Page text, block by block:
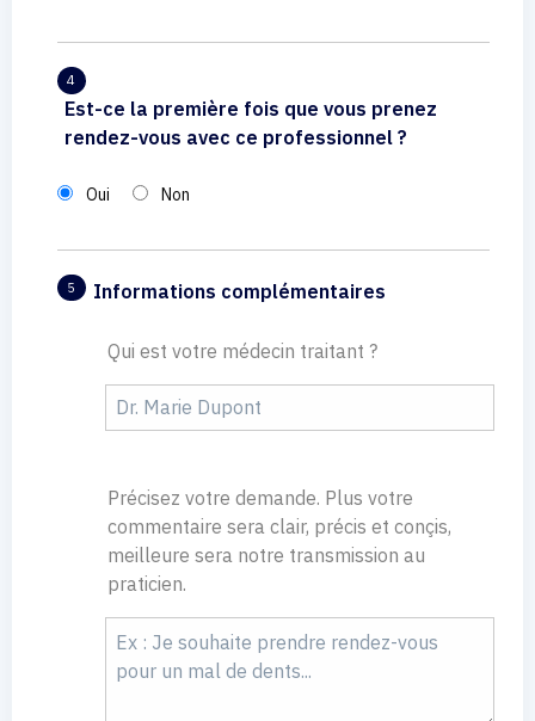
4
Est-ce la première fois que vous prenez
rendez-vous avec ce professionnel ?
Oui Non
5 Informations complémentaires
Qui est votre médecin traitant ?
Précisez votre demande. Plus votre
commentaire sera clair, précis et conçis,
meilleure sera notre transmission au
praticien.